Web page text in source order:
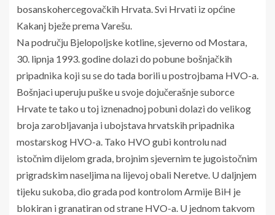
bosanskohercegovačkih Hrvata. Svi Hrvati iz općine
Kakanj bježe prema Varešu.
Na području Bjelopoljske kotline, sjeverno od Mostara,
30. lipnja 1993. godine dolazi do pobune bošnjačkih
pripadnika koji su se do tada borili u postrojbama HVO-a.
Bošnjaci uperuju puške u svoje dojučerašnje suborce
Hrvate te tako u toj iznenadnoj pobuni dolazi do velikog
broja zarobljavanja i ubojstava hrvatskih pripadnika
mostarskog HVO-a. Tako HVO gubi kontrolu nad
istočnim dijelom grada, brojnim sjevernim te jugoistočnim
prigradskim naseljima na lijevoj obali Neretve. U daljnjem
tijeku sukoba, dio grada pod kontrolom Armije BiH je
blokiran i granatiran od strane HVO-a. U jednom takvom